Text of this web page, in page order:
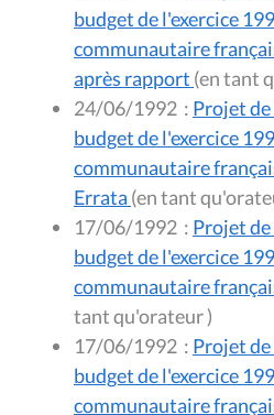
budget de l'exercice
communautaire
après rapport
24/06/1992 : Projet
budget de l'exercice
communautaire
Errata
17/06/1992 : Projet
budget de l'exercice
communautaire
tant qu'orateur )
17/06/1992 : Projet
budget de l'exercice
communautaire